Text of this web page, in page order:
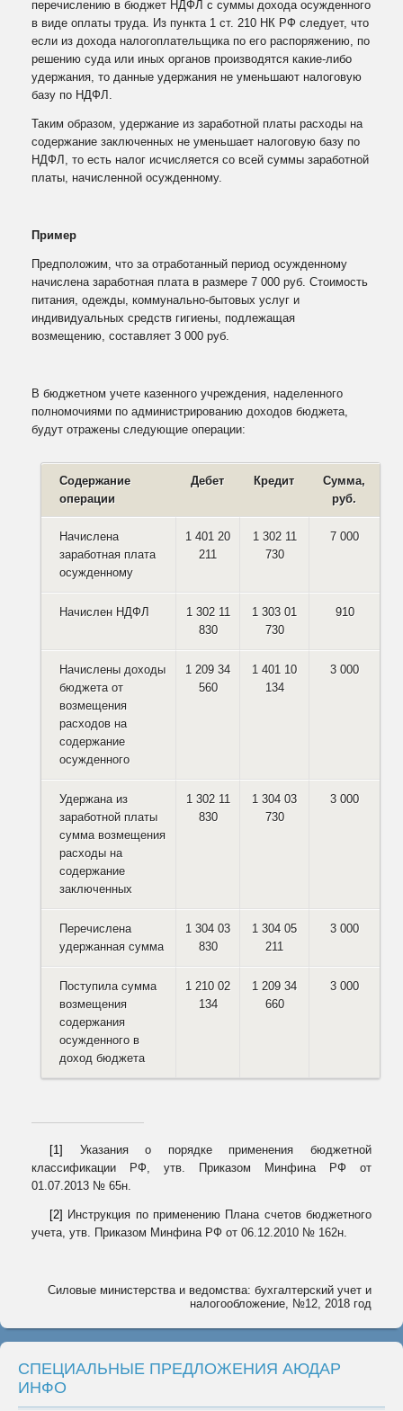
перечислению в бюджет НДФЛ с суммы дохода осужденного
в виде оплаты труда. Из пункта 1 ст. 210 НК РФ следует, что
если из дохода налогоплательщика по его распоряжению, по
решению суда или иных органов производятся какие-либо
удержания, то данные удержания не уменьшают налоговую
базу по НДФЛ.
Таким образом, удержание из заработной платы расходы на
содержание заключенных не уменьшает налоговую базу по
НДФЛ, то есть налог исчисляется со всей суммы заработной
платы, начисленной осужденному.
Пример
Предположим, что за отработанный период осужденному
начислена заработная плата в размере 7 000 руб. Стоимость
питания, одежды, коммунально-бытовых услуг и
индивидуальных средств гигиены, подлежащая
возмещению, составляет 3 000 руб.
В бюджетном учете казенного учреждения, наделенного
полномочиями по администрированию доходов бюджета,
будут отражены следующие операции:
Содержание
операции
Дебет Кредит
Сумма,
руб.
Начислена
заработная плата
осужденному
1 401 20
211
1 302 11
730
7 000
Начислен НДФЛ
1 302 11
830
1 303 01
730
910
Начислены доходы
бюджета от
возмещения
расходов на
содержание
осужденного
1 209 34
560
1 401 10
134
3 000
Удержана из
заработной платы
сумма возмещения
расходы на
содержание
заключенных
1 302 11
830
1 304 03
730
3 000
Перечислена
удержанная сумма
1 304 03
830
1 304 05
211
3 000
Поступила сумма
возмещения
содержания
осужденного в
доход бюджета
1 210 02
134
1 209 34
660
3 000
[1]
Указания о порядке применения бюджетной
классификации РФ, утв. Приказом Минфина РФ от
01.07.2013 № 65н.
[2] Инструкция по применению Плана счетов бюджетного
учета, утв. Приказом Минфина РФ от 06.12.2010 № 162н.
Силовые министерства и ведомства: бухгалтерский учет и
налогообложение, №12, 2018 год
СПЕЦИАЛЬНЫЕ ПРЕДЛОЖЕНИЯ АЮДАР
ИНФО